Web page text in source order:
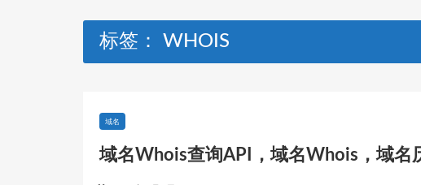
标签： WHOIS
域名
域名Whois查询API，域名Whois，域名